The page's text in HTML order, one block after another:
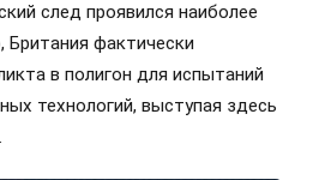
след проявился наиболее
Британия фактически
в полигон для испытаний
технологий, выступая здесь